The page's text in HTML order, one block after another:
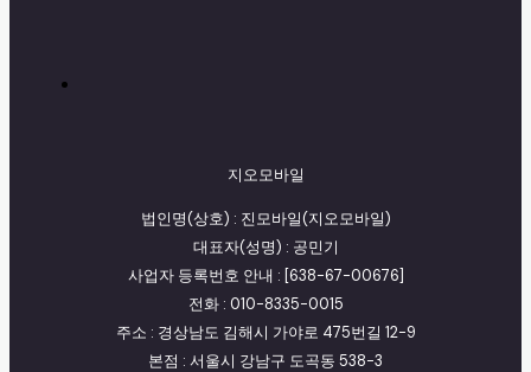
지오모바일
법인명(상호) : 진모바일(지오모바일)
대표자(성명) : 공민기
사업자 등록번호 안내 : [638-67-00676]
전화 : 010-8335-0015
주소 : 경상남도 김해시 가야로 475번길 12-9
본점 : 서울시 강남구 도곡동 538-3